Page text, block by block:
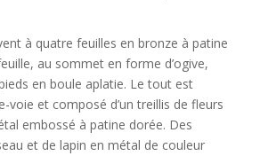
à quatre feuilles en bronze à patine
au sommet en forme d’ogive,
en boule aplatie. Le tout est
voie et composé d’un treillis de fleurs
embossé à patine dorée. Des
et de lapin en métal de couleur